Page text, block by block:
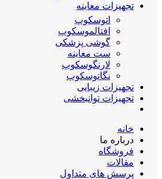
تجهیزات معاینه
اتوسکوپ
افتالموسکوپ
گوشی پزشکی
ست معاینه
لارنگوسکوپ
نگاتوسکوپ
تجهیزات زیبایی
تجهیزات توانبخشی
خانه
درباره ما
فروشگاه
مقالات
پرسش های متداول